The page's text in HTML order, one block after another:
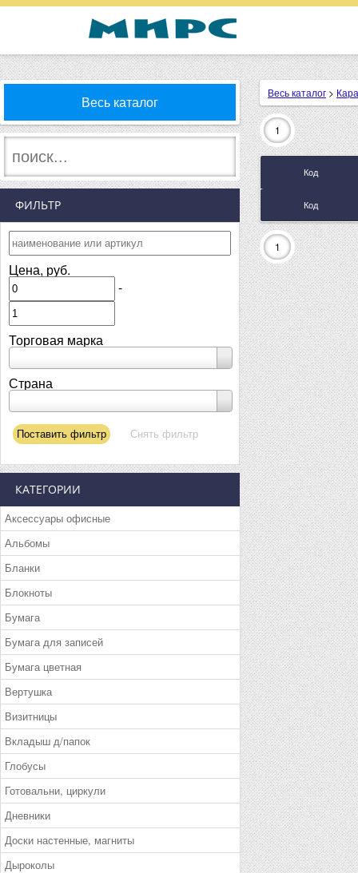
Весь каталог
ФИЛЬТР
Цена, руб.
-
Торговая марка
Страна
КАТЕГОРИИ
Аксессуары офисные
Альбомы
Бланки
Блокноты
Бумага
Бумага для записей
Бумага цветная
Вертушка
Визитницы
Вкладыш д/папок
Глобусы
Готовальни, циркули
Дневники
Доски настенные, магниты
Дыроколы
Весь каталог >
1
Код
Код
1